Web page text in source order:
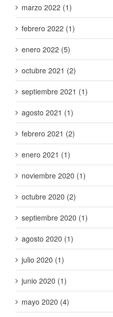
marzo 2022 (1)
febrero 2022 (1)
enero 2022 (5)
octubre 2021 (2)
septiembre 2021 (1)
agosto 2021 (1)
febrero 2021 (2)
enero 2021 (1)
noviembre 2020 (1)
octubre 2020 (2)
septiembre 2020 (1)
agosto 2020 (1)
julio 2020 (1)
junio 2020 (1)
mayo 2020 (4)